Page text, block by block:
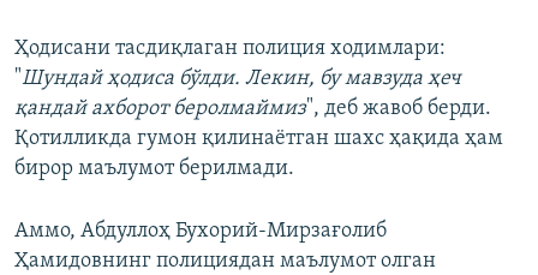
Ҳодисани тасдиқлаган полиция ходимлари:
"Шундай ҳодиса бўлди. Лекин, бу мавзуда ҳеч
қандай ахборот беролмаймиз", деб жавоб берди.
Қотилликда гумон қилинаётган шахс ҳақида ҳам
бирор маълумот берилмади.
Аммо, Абдуллоҳ Бухорий-Мирзағолиб
Ҳамидовнинг полициядан маълумот олган